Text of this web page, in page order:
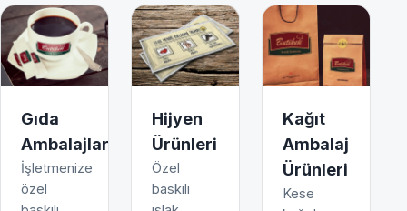
Gıda
Ambalajları
İşletmenize
özel
Hijyen
Ürünleri
Özel
baskılı
Kağıt
Ambalaj
Ürünleri
Kese